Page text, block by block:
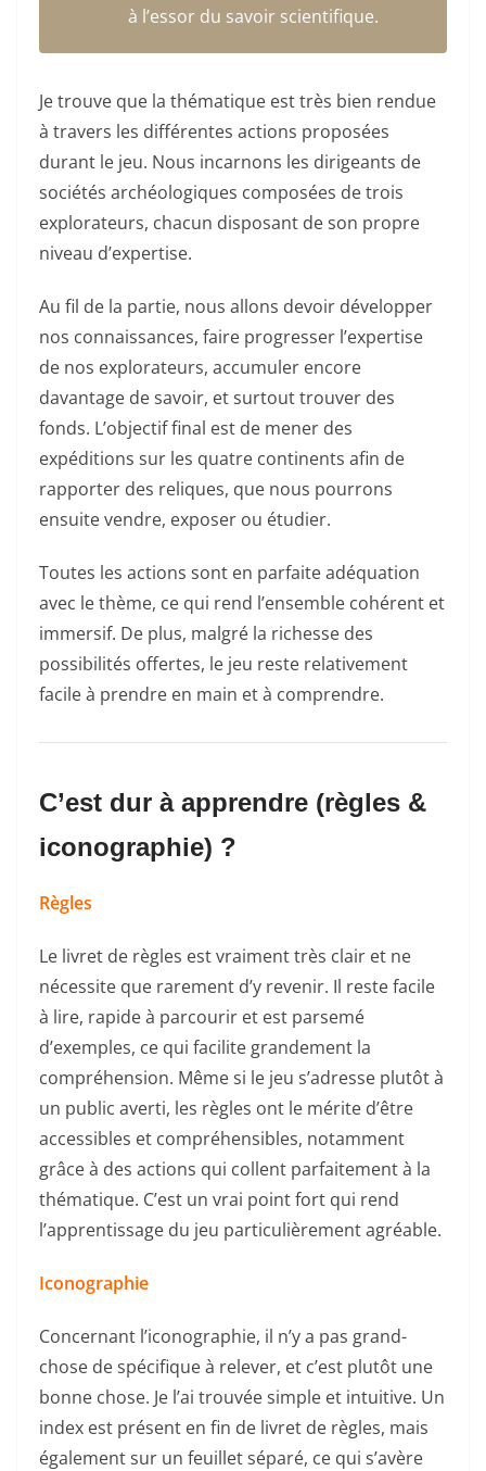
à l’essor du savoir scientifique.
Je trouve que la thématique est très bien rendue
à travers les différentes actions proposées
durant le jeu. Nous incarnons les dirigeants de
sociétés archéologiques composées de trois
explorateurs, chacun disposant de son propre
niveau d’expertise.
Au fil de la partie, nous allons devoir développer
nos connaissances, faire progresser l’expertise
de nos explorateurs, accumuler encore
davantage de savoir, et surtout trouver des
fonds. L’objectif final est de mener des
expéditions sur les quatre continents afin de
rapporter des reliques, que nous pourrons
ensuite vendre, exposer ou étudier.
Toutes les actions sont en parfaite adéquation
avec le thème, ce qui rend l’ensemble cohérent et
immersif. De plus, malgré la richesse des
possibilités offertes, le jeu reste relativement
facile à prendre en main et à comprendre.
C’est dur à apprendre (règles &
iconographie) ?
Règles
Le livret de règles est vraiment très clair et ne
nécessite que rarement d’y revenir. Il reste facile
à lire, rapide à parcourir et est parsemé
d’exemples, ce qui facilite grandement la
compréhension. Même si le jeu s’adresse plutôt à
un public averti, les règles ont le mérite d’être
accessibles et compréhensibles, notamment
grâce à des actions qui collent parfaitement à la
thématique. C’est un vrai point fort qui rend
l’apprentissage du jeu particulièrement agréable.
Iconographie
Concernant l’iconographie, il n’y a pas grand-
chose de spécifique à relever, et c’est plutôt une
bonne chose. Je l’ai trouvée simple et intuitive. Un
index est présent en fin de livret de règles, mais
également sur un feuillet séparé, ce qui s’avère